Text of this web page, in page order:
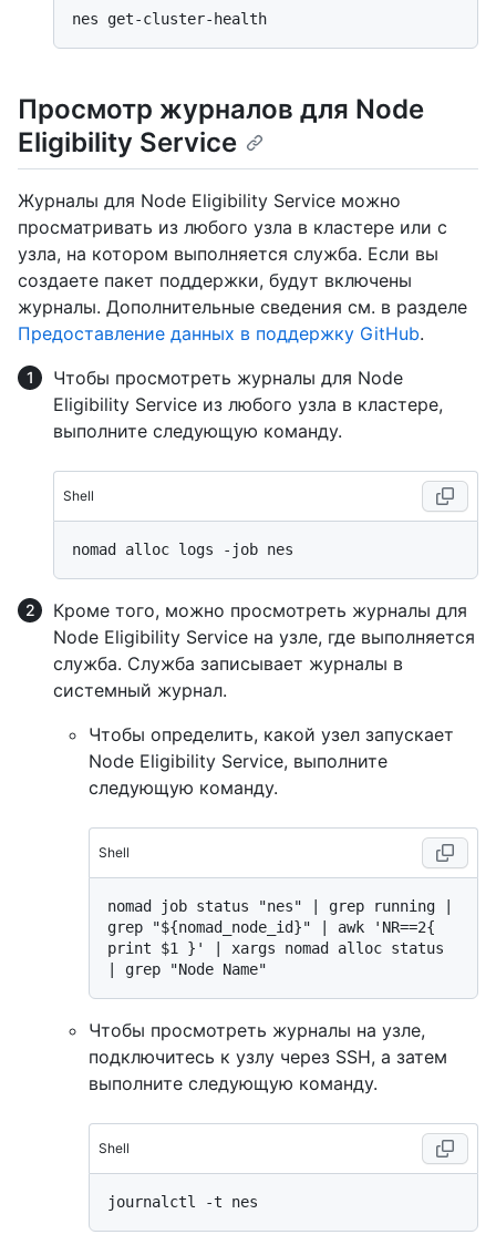
Просмотр журналов для Node
Eligibility Service
Журналы для Node Eligibility Service можно
просматривать из любого узла в кластере или с
узла, на котором выполняется служба. Если вы
создаете пакет поддержки, будут включены
журналы. Дополнительные сведения см. в разделе
Предоставление данных в поддержку GitHub.
Чтобы просмотреть журналы для Node
Eligibility Service из любого узла в кластере,
выполните следующую команду.
Shell
Кроме того, можно просмотреть журналы для
Node Eligibility Service на узле, где выполняется
служба. Служба записывает журналы в
системный журнал.
Чтобы определить, какой узел запускает
Node Eligibility Service, выполните
следующую команду.
Shell
nomad job status "nes" | grep running |
grep "${nomad_node_id}" | awk 'NR==2{
print $1 }' | xargs nomad alloc status
Чтобы просмотреть журналы на узле,
подключитесь к узлу через SSH, а затем
выполните следующую команду.
Shell